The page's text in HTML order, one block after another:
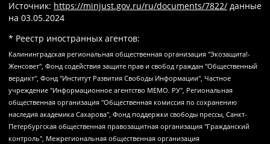
Источник: https://minjust.gov.ru/ru/documents/7822/ данные
на 03.05.2024
* Реестр иностранных агентов:
Калининградская региональная общественная организация "Экозащита!-Женсовет", Фонд содействия защите прав и свобод граждан "Общественный вердикт", Фонд "Институт Развития Свободы Информации", Частное учреждение "Информационное агентство МЕМО. РУ", Региональная общественная организация "Общественная комиссия по сохранению наследия академика Сахарова", Фонд поддержки свободы прессы, Санкт-Петербургская общественная правозащитная организация "Гражданский контроль", Межрегиональная общественная организация "Информационно-просветительский центр "Мемориал", Региональный Фонд "Центр Защиты Прав Средств Массовой Информации", с 05.12.2023 Фонд "Центр Защиты Прав Средств массовой информации", Региональная общественная благотворительная организация помощи беженцам и мигрантам "Гражданское содействие", Негосударственное образовательное учреждение дополнительного профессионального образования (повышение квалификации) специалистов "АКАДЕМИЯ ПО ПРАВАМ ЧЕЛОВЕКА", Свердловская региональная общественная организация "Сутяжник", Автономная некоммерческая организация "Центр независимых социологических исследований", Союз общественных объединений "Российский исследовательский центр по правам человека", Региональное общественное учреждение научно-информационный центр "МЕМОРИАЛ", Некоммерческая организация "Фонд защиты гласности", Автономная некоммерческая организация "Институт прав человека", Городская общественная организация "Екатеринбургское общество "МЕМОРИАЛ", Городская общественная организация "Рязанское историко-просветительское и правозащитное общество "Мемориал" (Рязанский Мемориал), Челябинский региональный орган общественной самодеятельности – женское общественное объединение "Женщины Евразии", Челябинский региональный орган общественной самодеятельности "Уральская правозащитная группа", Фонд содействия защите здоровья и социальной справедливости имени Андрея Рылькова, Автономная Некоммерческая Организация "Аналитический Центр Юрия Левады", Автономная некоммерческая организация социальной поддержки населения "Проект Апрель", Региональная общественная организация помощи женщинам и детям, находящимся в кризисной ситуации "Информационно-методический центр "Анна", Фонд содействия развитию массовых коммуникаций и правовому просвещению "Так-так-Так", Фонд содействия устойчивому развитию "Серебряная тайга", Свердловский региональный общественный фонд социальных проектов "Новое время", "Idel.Реалии", Кавказ.Реалии, Крым.Реалии, Телеканал Настоящее Время, Татаро-башкирская служба Радио Свобода (Azatliq Radiosi), Радио Свободная Европа/Радио Свобода (PCE/PC), "Сибирь.Реалии", "Фактограф", Благотворительный фонд помощи осужденным и их семьям, Автономная некоммерческая организация "Институт глобализации и социальных движений", Фонд "В защиту прав заключенных", Частное учреждение "Центр поддержки и содействия развитию средств массовой информации", Пензенский региональный общественный благотворительный фонд "Гражданский союз", "Север.Реалии", Некоммерческая организация Фонд "Правовая инициатива", Общество с ограниченной ответственностью "Радио Свободная Европа/Радио Свобода", Чешское информационное агентство "MEDIUM-ORIENT", Красноярская региональная общественная организация "Мы против СПИДа", Камалягин Денис Николаевич, Маркелов Сергей Евгеньевич, Пономарев Лев Александрович, Савицкая Людмила Алексеевна, Автономная некоммерческая организация "Центр по работе с проблемой насилия "НАСИЛИЮ.НЕТ", Межрегиональный профессиональный союз работников здравоохранения "Альянс врачей", Юридическое лицо, зарегистрированное в Латвийской Республике, SIA "Medusa Project" (регистрационный номер 40103797863, дата регистрации 10.06.2014), Некоммерческая организация "Фонд по борьбе с коррупцией", Автономная некоммерческая организация "Институт права и публичной политики", Баданин Роман Сергеевич, Гликин Максим Александрович, Железнова Мария Михайловна, Лукьянова Юлия Сергеевна, Маетная Елизавета Витальевна, Маняхин Петр Борисович, Чуракова Ольга Владимировна, Ярош Юлия Петровна, Юридическое лицо "The Insider SIA", зарегистрированное в Риге, Латвийская Республика (дата регистрации 26.06.2015), являющееся администратором доменного имени интернет-издания "The Insider SIA", https://theins.ru, Постернак Алексей Евгеньевич, Рубин Михаил Аркадьевич, Анин Роман Александрович, Юридическое лицо Istories fonds, зарегистрированное в Латвийской Республике (регистрационный номер 50008295751, дата регистрации 24.02.2020), Великовский Дмитрий Александрович, Долинина Ирина Николаевна, Мароховская Алеся Алексеевна, Шлейнов Роман Юрьевич, Шмагун Олеся Валентиновна, Общество с ограниченной ответственностью "Альтаир 2021", Общество с ограниченной ответственностью "Вега 2021", Общество с ограниченной ответственностью "Главный редактор 2021", Общество с ограниченной ответственностью "Ромашки монолит", Важенков Артем Валерьевич, Ивановская областная общественная организация "Центр гендерных исследований", Гурман Юрий Альбертович, Медиапроект "ОВД-Инфо", Егоров Владимир Владимирович, Жилинский Владимир Александрович, Общество с ограниченной ответственностью "ЗП", Иванова София Юрьевна, Карезина Инна Павловна, Кильтау Екатерина Викторовна, Петров Алексей Викторович, Пискунов Сергей Евгеньевич, Смирнов Сергей Сергеевич, Тихонов Михаил Сергеевич, Общество с ограниченной ответственностью "ЖУРНАЛИСТ-ИНОСТРАННЫЙ АГЕНТ", Арапова Галина Юрьевна, Вольтская Татьяна Анатольевна, Американская компания "Mason G.E.S. Anonymous Foundation" (США), являющаяся владельцем интернет-издания https://mnews.world/, Компания "Stichting Bellingcat", зарегистрированная в Нидерландах (дата регистрации 11.07.2018), Захаров Андрей Вячеславович, Клепиковская Екатерина Дмитриевна, Общество с ограниченной ответственностью "МЕМО", Перл Роман Александрович, Симонов Евгений Алексеевич, Соловьева Елена Анатольевна, Сотников Даниил Владимирович, Сурначева Елизавета Дмитриевна, Автономная некоммерческая организация по защите прав человека и информированию населения "Якутия – Наше Мнение", Общество с ограниченной ответственностью "Москоу диджитал медиа", с 26.01.2023 Общество с ограниченной ответственностью "Чайка Белые сады", Ветошкина Валерия Валерьевна, Заговора Максим Александрович, Межрегиональное общественное движение "Российская ЛГБТ - сеть", Оленичев Максим Владимирович, Павлов Иван Юрьевич, Скворцова Елена Сергеевна, Общество с ограниченной ответственностью "Как бы инагент", Кочетков Игорь Викторович, Общество с ограниченной ответственностью "Честные выборы", Еланчик Олег Александрович, Общество с ограниченной ответственностью "Нобелевский призыв", Гималова Регина Эмилевна, Григорьев Андрей Валерьевич, Григорьева Алина Александровна, Ассоциация по содействию защите прав призывников, альтернативнослужащих и военнослужащих "Правозащитная группа "Гражданин.Армия.Право", Хисамова Регина Фаритовна, Автономная некоммерческая организация по реализации социально-правовых программ "Лилит", Дальневосточное общественное движение "Маяк", Санкт-Петербургская ЛГБТ-инициативная группа "Выход", Инициативная группа ЛГБТ+ "Реверс", Алексеев Андрей Викторович, Бекбулатова Таисия Львовна, Беляев Иван Михайлович, Владыкина Елена Сергеевна, Гельман Марат Александрович, Никульшина Вероника Юрьевна, Толоконникова Надежда Андреевна, Шендерович Виктор Анатольевич, Общество с ограниченной ответственностью "Данное сообщение", Общество с ограниченной ответственностью Издательский дом "Новая глава", Айнбиндер Александра Александровна, Московский комьюнити-центр для ЛГБТ+инициатив, Благотворительный фонд развития филантропии, Deutsche Welle (Германия, Kurt-Schumacher-Strasse 3, 53113 Bonn), Борзунова Мария Михайловна, Воробьев Виктор Викторович, Голубева Анна Львовна, Константинова Алла Михайловна, Малкова Ирина Владимировна, Мурадов Мурад Абдулгалимович, Осетинская Елизавета Николаевна, Понасенков Евгений Николаевич, Ганапольский Матвей Юрьевич, Киселев Евгений Алексеевич, Борухович Ирина Григорьевна, Дремин Иван Тимофеевич, Дубровский Дмитрий Викторович, Красноярская региональная общественная организация поддержки и развития альтернативных образовательных технологий и межкультурных коммуникаций "ИНТЕРРА", Маяковская Екатерина Алексеевна, Фейгин Марк Захарович, Филимонов Андрей Викторович, Дзугкоева Регина Николаевна, Доброхотов Роман Александрович, Дудь Юрий Александрович, Елкин Сергей Владимирович, Кругликов Кирилл Игоревич, Сабунаева Мария Леонидовна, Семенов Алексей Владимирович, Шаинян Карен Багратович, Шульман Екатерина Михайловна, Асафьев Артур Валерьевич, Вахштайн Виктор Семенович, Венедиктов Алексей Алексеевич, Лушникова Екатерина Евгеньевна, Волков Леонид Михайлович, Невзоров Александр Глебович, Пархоменко Сергей Борисович, Сироткин Ярослав Николаевич, Кара-Мурза Владимир Владимирович, Баранова Наталья Владимировна, Гозман Леонид Яковлевич, Кагарлицкий Борис Юльевич, Климарев Михаил Валерьевич, Милов Владимир Станиславович, Автономная некоммерческая организация Краснодарский центр современного искусства "Типография", Моргенштерн Алишер Тагирович, Соболь Любовь Эдуардовна, Общество с ограниченной ответственностью "ЛИЗА НОРМ", Каспаров Гарри Кимович, Ходорковский Михаил Борисович, Общество с ограниченной ответственностью "Апрельские тезисы", Данилович Ирина Брониславовна, Кашин Олег Владимирович, Петров Николай Владимирович, Пивоваров Алексей Владимирович, Соколов Михаил Владимирович, Цветкова Юлия Владимировна, Чичваркин Евгений Александрович, Комитет против пыток/Команда против пыток, Общество с ограниченной ответственностью "Первый научный", Общество с ограниченной ответственностью "Вертолет и ко", Белоцерковская Вероника Борисовна, Кац Максим Евгеньевич, Лазарева Татьяна Юрьевна, Шаведдинов Руслан Табризович, Яшин Илья Валерьевич, Общество с ограниченной ответственностью "Иноагент ААВ", Алешковский Дмитрий Петрович, Альбац Евгения Марковна, Быков Дмитрий Львович, Галямина Юлия Евгеньевна, Лойко Сергей Леонидович, Мартынов Кирилл Константинович, Медведев Сергей Александрович, Крашенинников Федор Геннадиевич, Гордеева Катерина Вл